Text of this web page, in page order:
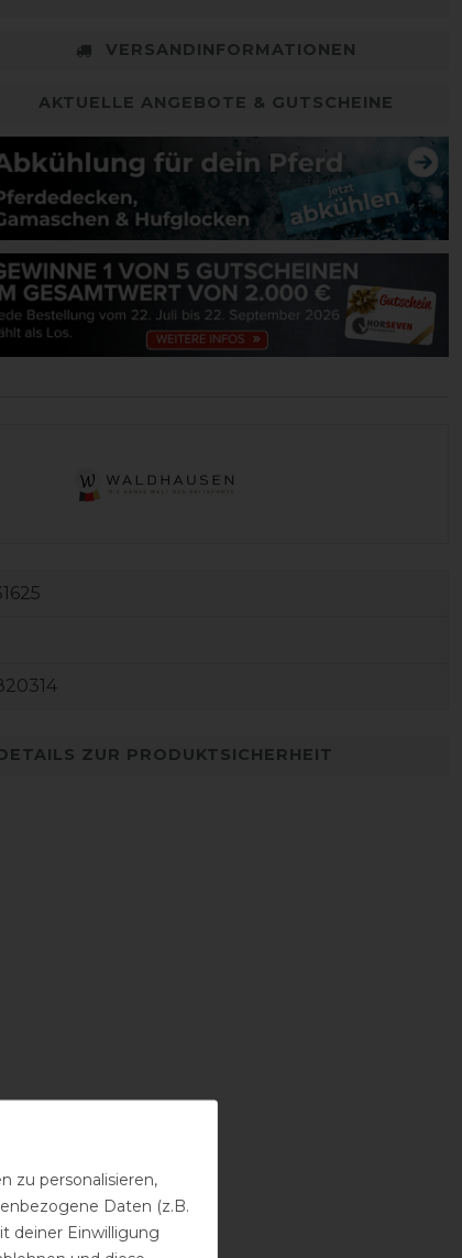
VERSANDINFORMATIONEN
AKTUELLE ANGEBOTE & GUTSCHEINE
ZUR PRODUKTSICHERHEIT
zu personalisieren,
Daten (z.B.
deiner Einwilligung